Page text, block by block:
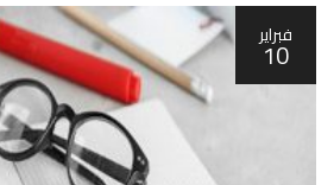
فبراير
10